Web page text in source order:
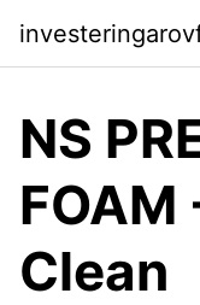
NS
Clean